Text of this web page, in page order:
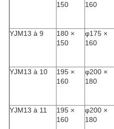
150
160
YJM13 à 9
180 ×
150
φ175 ×
160
YJM13 à 10
195 ×
160
φ200 ×
180
YJM13 à 11
195 ×
160
φ200 ×
180